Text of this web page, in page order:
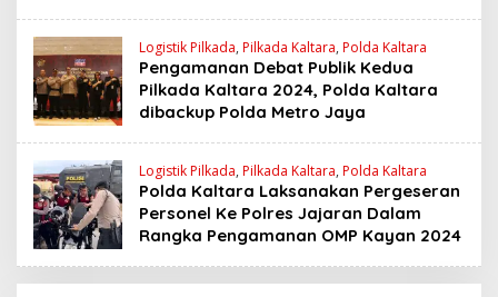
Logistik Pilkada, Pilkada Kaltara, Polda Kaltara
Pengamanan Debat Publik Kedua
Pilkada Kaltara 2024, Polda Kaltara
dibackup Polda Metro Jaya
Logistik Pilkada, Pilkada Kaltara, Polda Kaltara
Polda Kaltara Laksanakan Pergeseran
Personel Ke Polres Jajaran Dalam
Rangka Pengamanan OMP Kayan 2024